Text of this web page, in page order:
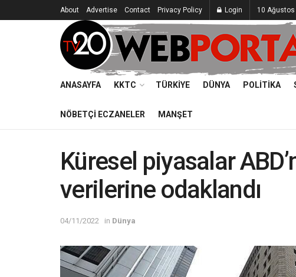
About Advertise Contact Privacy Policy Login 10
ANASAYFA KKTC TÜRKIYE DÜNYA POLITIKA
NÖBETÇI ECZANELER MANŞET
Küresel piyasalar
verilerine odaklandı
04/11/2022 in Dünya